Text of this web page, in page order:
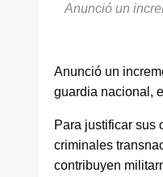
Anunció un
Anunció un
guardia nacional,
Para justificar sus
criminales
contribuyen